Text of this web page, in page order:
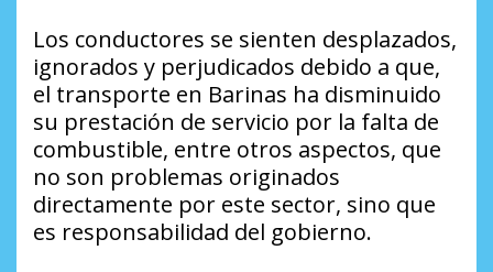
Los conductores se sienten desplazados,
ignorados y perjudicados debido a que,
el transporte en Barinas ha disminuido
su prestación de servicio por la falta de
combustible, entre otros aspectos, que
no son problemas originados
directamente por este sector, sino que
es responsabilidad del gobierno.